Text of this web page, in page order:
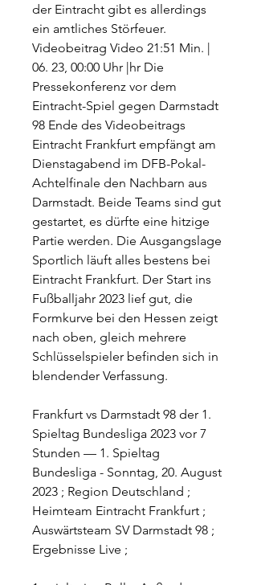
der Eintracht gibt es allerdings
ein amtliches Störfeuer.
Videobeitrag Video 21:51 Min. |
06. 23, 00:00 Uhr |hr Die
Pressekonferenz vor dem
Eintracht-Spiel gegen Darmstadt
98 Ende des Videobeitrags
Eintracht Frankfurt empfängt am
Dienstagabend im DFB-Pokal-
Achtelfinale den Nachbarn aus
Darmstadt. Beide Teams sind gut
gestartet, es dürfte eine hitzige
Partie werden. Die Ausgangslage
Sportlich läuft alles bestens bei
Eintracht Frankfurt. Der Start ins
Fußballjahr 2023 lief gut, die
Formkurve bei den Hessen zeigt
nach oben, gleich mehrere
Schlüsselspieler befinden sich in
blendender Verfassung.
Frankfurt vs Darmstadt 98 der 1.
Spieltag Bundesliga 2023 vor 7
Stunden — 1. Spieltag
Bundesliga - Sonntag, 20. August
2023 ; Region Deutschland ;
Heimteam Eintracht Frankfurt ;
Auswärtsteam SV Darmstadt 98 ;
Ergebnisse Live ;